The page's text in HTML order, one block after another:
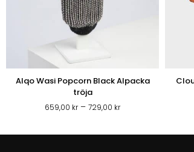
Alqo Wasi Popcorn Black Alpacka
tröja
659,00 kr – 729,00 krPrisintervall: